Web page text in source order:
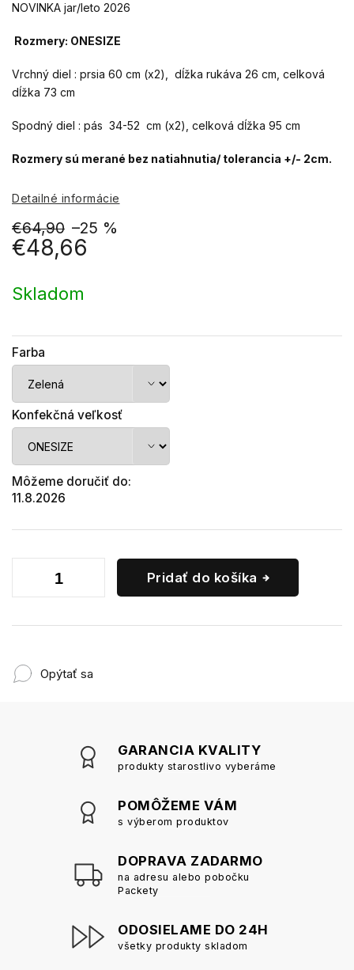
€64,90 –25 %
€48,66
cena:
Skladom
Farba
Konfekčná veľkosť
Môžeme doručiť do:
11.8.2026
Pridať do košíka
NOVINKA jar/leto 2026
Rozmery: ONESIZE
Vrchný diel : prsia 60 cm (x2), dĺžka rukáva 26 cm, celková
dĺžka 73 cm
Spodný diel : pás 34-52 cm (x2), celková dĺžka 95 cm
Rozmery sú merané bez natiahnutia/ tolerancia +/- 2cm.
Detailné informácie
Opýtať sa
GARANCIA KVALITY
produkty starostlivo vyberáme
POMÔŽEME VÁM
s výberom produktov
DOPRAVA ZADARMO
na adresu alebo pobočku
Packety
ODOSIELAME DO 24H
všetky produkty skladom